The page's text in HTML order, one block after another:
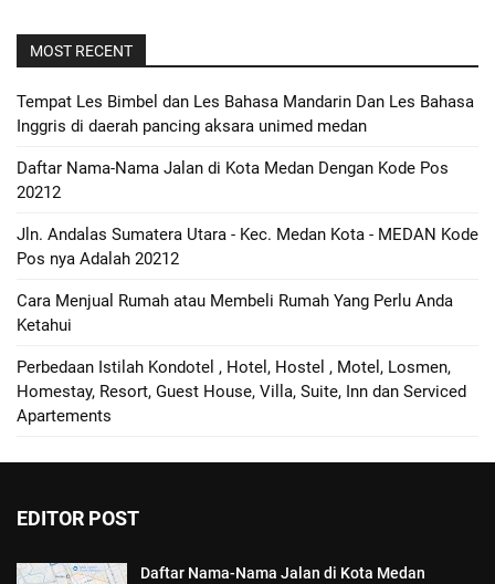
MOST RECENT
Tempat Les Bimbel dan Les Bahasa Mandarin Dan Les Bahasa
Inggris di daerah pancing aksara unimed medan
Daftar Nama-Nama Jalan di Kota Medan Dengan Kode Pos
20212
Jln. Andalas Sumatera Utara - Kec. Medan Kota - MEDAN Kode
Pos nya Adalah 20212
Cara Menjual Rumah atau Membeli Rumah Yang Perlu Anda
Ketahui
Perbedaan Istilah Kondotel , Hotel, Hostel , Motel, Losmen,
Homestay, Resort, Guest House, Villa, Suite, Inn dan Serviced
Apartements
EDITOR POST
Daftar Nama-Nama Jalan di Kota Medan